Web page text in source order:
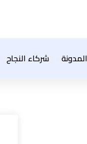
المدونة شركاء النجاح